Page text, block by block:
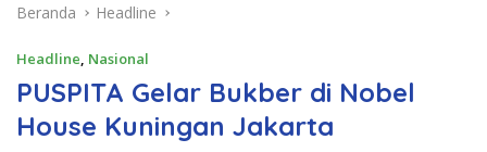
Beranda Headline
Headline, Nasional
PUSPITA Gelar Bukber di Nobel
House Kuningan Jakarta